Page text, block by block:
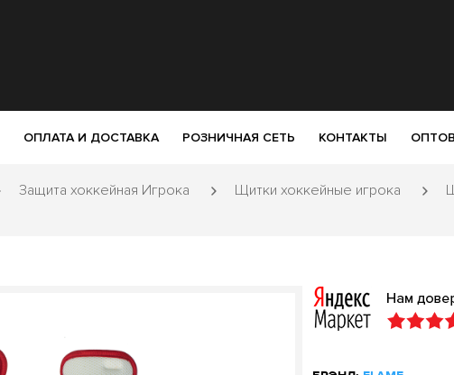
ОПЛАТА И ДОСТАВКА РОЗНИЧНАЯ СЕТЬ КОНТАКТЫ
Защита хоккейная Игрока Щитки хоккейные игрока